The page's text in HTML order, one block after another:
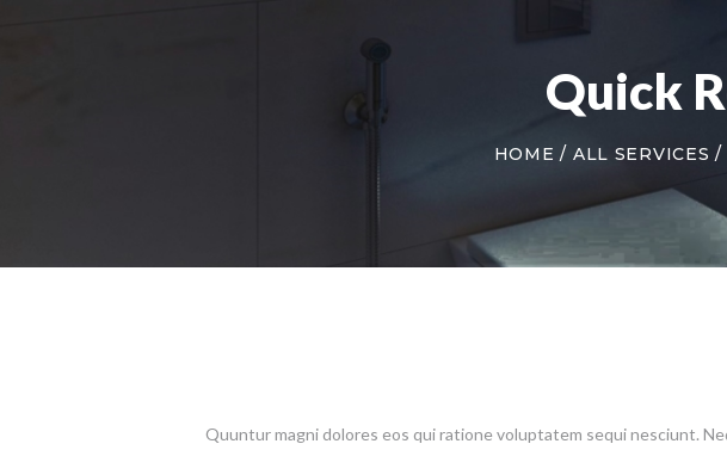
Quick
HOME ALL SERVICES
Quuntur magni dolores eos qui ratione voluptatem sequi nesciunt.